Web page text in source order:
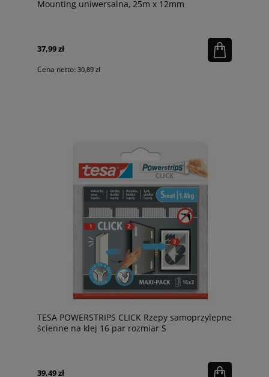
Mounting uniwersalna, 25m x 12mm
37,99 zł
Cena netto: 30,89 zł
TESA POWERSTRIPS CLICK Rzepy samoprzylepne
ścienne na klej 16 par rozmiar S
39,49 zł